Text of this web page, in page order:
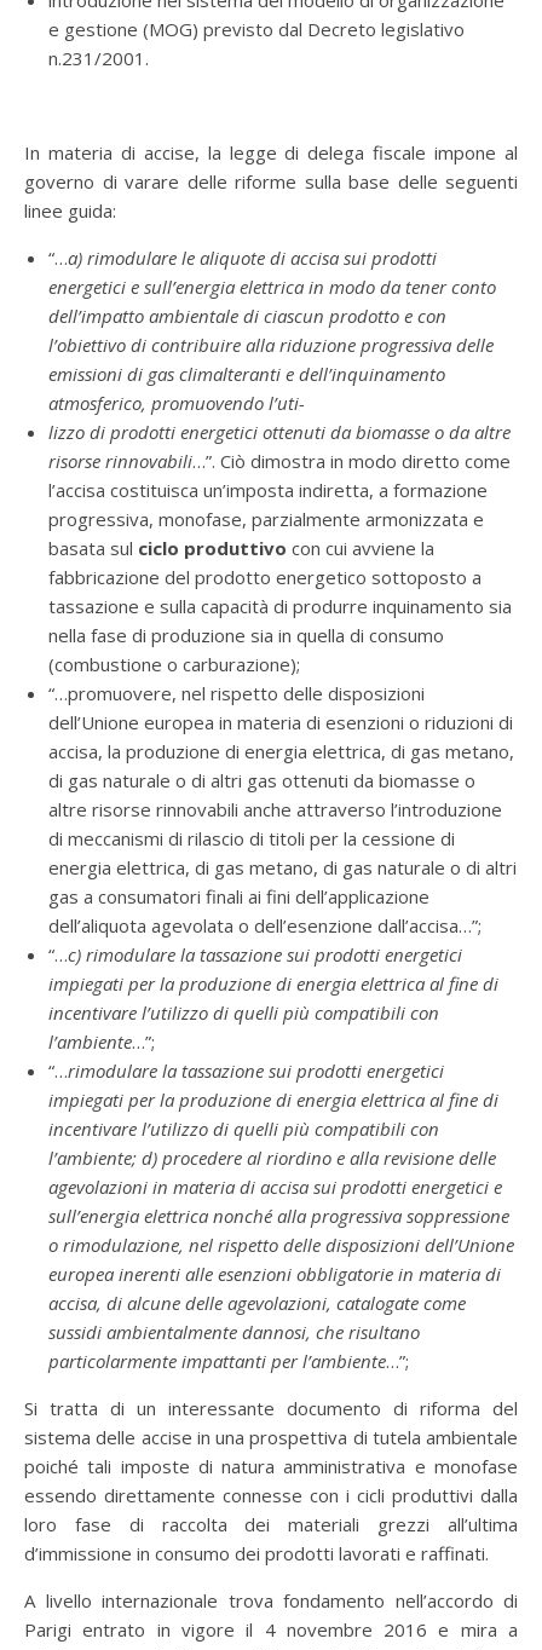
e gestione (MOG) previsto dal Decreto legislativo
n.231/2001.
In materia di accise, la legge di delega fiscale impone al
governo di varare delle riforme sulla base delle seguenti
linee guida:
“…a) rimodulare le aliquote di accisa sui prodotti
energetici e sull’energia elettrica in modo da tener conto
dell’impatto ambientale di ciascun prodotto e con
l’obiettivo di contribuire alla riduzione progressiva delle
emissioni di gas climalteranti e dell’inquinamento
atmosferico, promuovendo l’uti-
lizzo di prodotti energetici ottenuti da biomasse o da altre
risorse rinnovabili…”. Ciò dimostra in modo diretto come
l’accisa costituisca un’imposta indiretta, a formazione
progressiva, monofase, parzialmente armonizzata e
basata sul ciclo produttivo con cui avviene la
fabbricazione del prodotto energetico sottoposto a
tassazione e sulla capacità di produrre inquinamento sia
nella fase di produzione sia in quella di consumo
(combustione o carburazione);
“…promuovere, nel rispetto delle disposizioni
dell’Unione europea in materia di esenzioni o riduzioni di
accisa, la produzione di energia elettrica, di gas metano,
di gas naturale o di altri gas ottenuti da biomasse o
altre risorse rinnovabili anche attraverso l’introduzione
di meccanismi di rilascio di titoli per la cessione di
energia elettrica, di gas metano, di gas naturale o di altri
gas a consumatori finali ai fini dell’applicazione
dell’aliquota agevolata o dell’esenzione dall’accisa…”;
“…c) rimodulare la tassazione sui prodotti energetici
impiegati per la produzione di energia elettrica al fine di
incentivare l’utilizzo di quelli più compatibili con
l’ambiente…”;
“…rimodulare la tassazione sui prodotti energetici
impiegati per la produzione di energia elettrica al fine di
incentivare l’utilizzo di quelli più compatibili con
l’ambiente; d) procedere al riordino e alla revisione delle
agevolazioni in materia di accisa sui prodotti energetici e
sull’energia elettrica nonché alla progressiva soppressione
o rimodulazione, nel rispetto delle disposizioni dell’Unione
europea inerenti alle esenzioni obbligatorie in materia di
accisa, di alcune delle agevolazioni, catalogate come
sussidi ambientalmente dannosi, che risultano
particolarmente impattanti per l’ambiente…”;
Si tratta di un interessante documento di riforma del
sistema delle accise in una prospettiva di tutela ambientale
poiché tali imposte di natura amministrativa e monofase
essendo direttamente connesse con i cicli produttivi dalla
loro fase di raccolta dei materiali grezzi all’ultima
d’immissione in consumo dei prodotti lavorati e raffinati.
A livello internazionale trova fondamento nell’accordo di
Parigi entrato in vigore il 4 novembre 2016 e mira a